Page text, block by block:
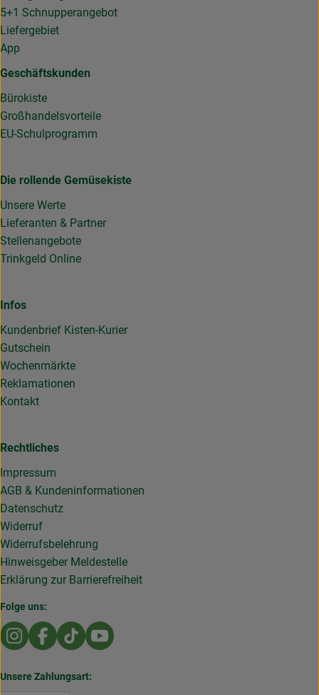
5+1 Schnupperangebot
Liefergebiet
App
Geschäftskunden
Bürokiste
Großhandelsvorteile
EU-Schulprogramm
Die rollende Gemüsekiste
Unsere Werte
Lieferanten & Partner
Stellenangebote
Trinkgeld Online
Infos
Kundenbrief Kisten-Kurier
Gutschein
Wochenmärkte
Reklamationen
Kontakt
Rechtliches
Impressum
AGB & Kundeninformationen
Datenschutz
Widerruf
Widerrufsbelehrung
Hinweisgeber Meldestelle
Erklärung zur Barrierefreiheit
Folge uns:
Externer Link zu https://www.instagram.com/
Externer Link zu https://www.facebook.com/
Externer Link zu https://www.tiktok.com/
Externer Link zu https://
Unsere Zahlungsart: